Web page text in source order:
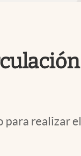
realizar